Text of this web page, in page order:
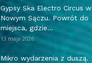
Gypsy Ska Electro Circus w
Nowym Sączu. Powrót do
miejsca, gdzie...
13 maja 2026
Mikro wydarzenia z duszą.